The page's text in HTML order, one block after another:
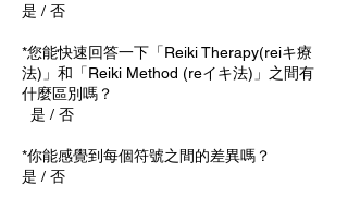
是 / 否
*您能快速回答一下「Reiki Therapy(reiキ療
法)」和「Reiki Method (reイキ法)」之間有
什麼區別嗎？
是 / 否
*你能感覺到每個符號之間的差異嗎？
是 / 否